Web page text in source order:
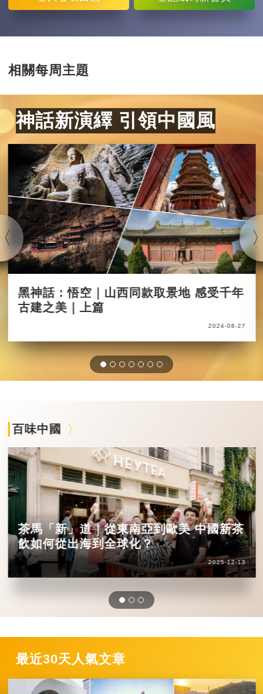
相關每周主題
神話新演繹 引領中國風
黑神話：悟空｜山西同款取景地 感受千年
古建之美｜上篇
2024-08-27
百味中國
茶馬「新」道｜從東南亞到歐美 中國新茶
飲如何從出海到全球化？
2025-12-13
最近30天人氣文章